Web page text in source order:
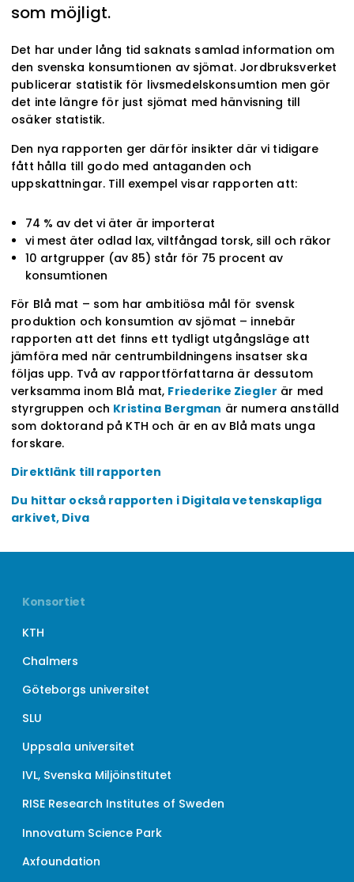
som möjligt.
Det har under lång tid saknats samlad information om
den svenska konsumtionen av sjömat. Jordbruksverket
publicerar statistik för livsmedelskonsumtion men gör
det inte längre för just sjömat med hänvisning till
osäker statistik.
Den nya rapporten ger därför insikter där vi tidigare
fått hålla till godo med antaganden och
uppskattningar. Till exempel visar rapporten att:
74 % av det vi äter är importerat
vi mest äter odlad lax, viltfångad torsk, sill och räkor
10 artgrupper (av 85) står för 75 procent av
konsumtionen
För Blå mat – som har ambitiösa mål för svensk
produktion och konsumtion av sjömat – innebär
rapporten att det finns ett tydligt utgångsläge att
jämföra med när centrumbildningens insatser ska
följas upp. Två av rapportförfattarna är dessutom
verksamma inom Blå mat, Friederike Ziegler är med
styrgruppen och Kristina Bergman är numera anställd
som doktorand på KTH och är en av Blå mats unga
forskare.
Direktlänk till rapporten
Du hittar också rapporten i Digitala vetenskapliga
arkivet, Diva
Konsortiet
KTH
Chalmers
Göteborgs universitet
SLU
Uppsala universitet
IVL, Svenska Miljöinstitutet
RISE Research Institutes of Sweden
Innovatum Science Park
Axfoundation